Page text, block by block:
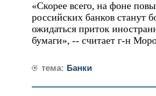
«Скорее всего, на фоне
российских банков станут
ожидаться приток
бумаги», -- считает г-н
тема: Банки